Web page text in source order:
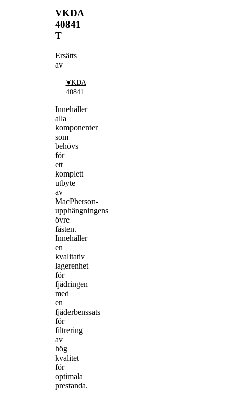
VKDA
40841
T
Ersätts
av
VKDA
40841
Innehåller
alla
komponenter
som
behövs
för
ett
komplett
utbyte
av
MacPherson-
upphängningens
övre
fästen.
Innehåller
en
kvalitativ
lagerenhet
för
fjädringen
med
en
fjäderbenssats
för
filtrering
av
hög
kvalitet
för
optimala
prestanda.